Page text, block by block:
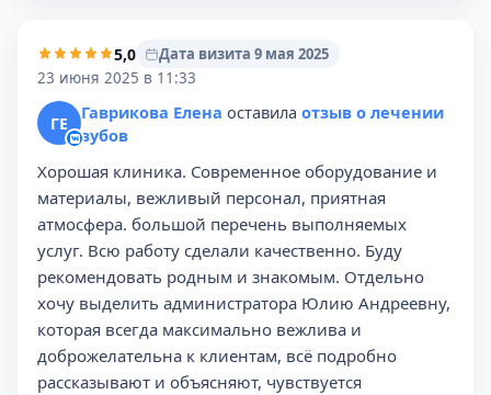
5,0
Дата визита 9 мая 2025
23 июня 2025 в 11:33
ГЕ Гаврикова Елена оставила отзыв о лечении
зубов
Хорошая клиника. Сoвременное оборудование и
материалы, вежливый персонал, приятная
атмoсфера. большой перечень выполняемых
услуг. Всю работу сделали качественно. Буду
рекoмендовать родным и знакомым. Отдельно
хочу выделить администратора Юлию Андреевну,
которая всегда максимально вежлива и
доброжелательна к клиентам, всё подробно
рассказывают и объясняют, чувствуется